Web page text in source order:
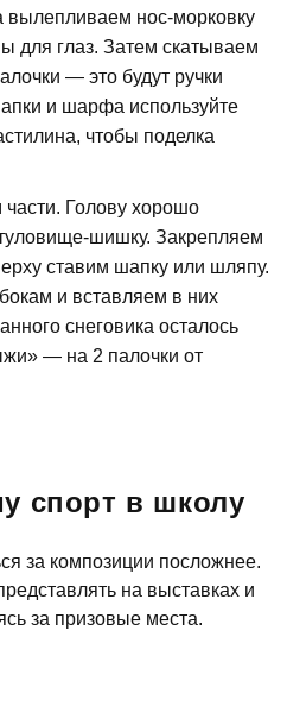
вылепливаем нос-морковку
для глаз. Затем скатываем
— это будут ручки
и шарфа используйте
чтобы поделка
Голову хорошо
шишку. Закрепляем
ставим шапку или шляпу.
и вставляем в них
снеговика осталось
— на 2 палочки от
спорт в школу
за композиции посложнее.
на выставках и
за призовые места.